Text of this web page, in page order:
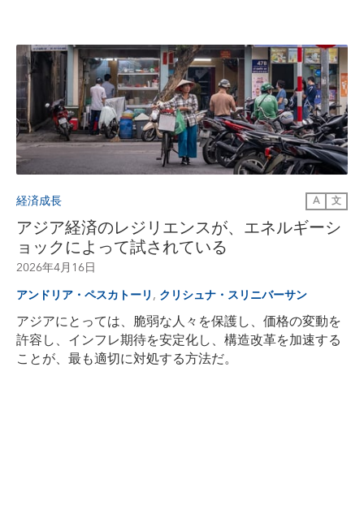
経済成長 A 文
アジア経済のレジリエンスが、エネルギーシ
ョックによって試されている
2026年4月16日
アンドリア・ペスカトーリ, クリシュナ・スリニバーサン
アジアにとっては、脆弱な人々を保護し、価格の変動を
許容し、インフレ期待を安定化し、構造改革を加速する
ことが、最も適切に対処する方法だ。